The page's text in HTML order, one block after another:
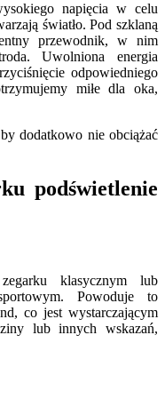
napięcia w celu
światło. Pod szklaną
przewodnik, w nim
Uwolniona energia
odpowiedniego
miłe dla oka,
dodatkowo nie obciążać
podświetlenie
klasycznym lub
Powoduje to
co jest wystarczającym
lub innych wskazań,